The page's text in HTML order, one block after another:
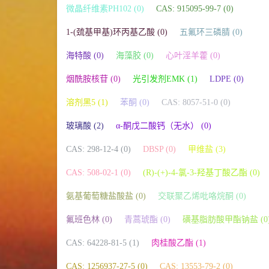
微晶纤维素PH102 (0) CAS: 915095-99-7 (0)
1-(巯基甲基)环丙基乙酸 (0) 五氟环三磷腈 (0)
海特酸 (0) 海藻胶 (0) 心叶淫羊藿 (0)
烟酰胺核苷 (0) 光引发剂EMK (1) LDPE (0)
溶剂黑5 (1) 苯酮 (0) CAS: 8057-51-0 (0)
玻璃酸 (2) α-酮戊二酸钙（无水） (0)
CAS: 298-12-4 (0) DBSP (0) 甲维盐 (3)
CAS: 508-02-1 (0) (R)-(+)-4-氯-3-羟基丁酸乙酯 (0)
氨基葡萄糖盐酸盐 (0) 交联聚乙烯吡咯烷酮 (0)
氟班色林 (0) 青蒿琥酯 (0) 磺基脂肪酸甲酯钠盐
CAS: 64228-81-5 (1) 肉桂酸乙酯 (1)
CAS: 1256937-27-5 (0) CAS: 13553-79-2 (0)